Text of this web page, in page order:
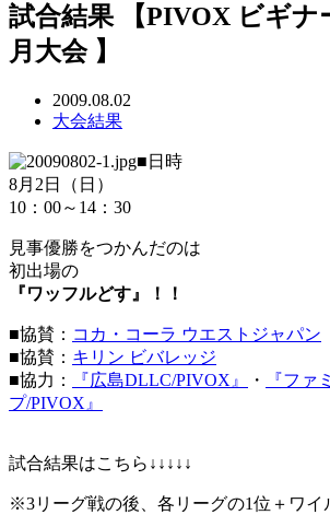
試合結果 【PIVOX ビギナ
月大会 】
2009.08.02
大会結果
■日時
8月2日（日）
10：00～14：30
見事優勝をつかんだのは
初出場の
『ワッフルどす』！！
■協賛： コカ・コーラ ウエストジャパン
■協賛： キリン ビバレッジ
■協力：
『広島DLLC/PIVOX』 ・
『ファ
プ/PIVOX』
試合結果はこちら↓↓↓↓↓
※3リーグ戦の後、各リーグの1位＋ワイ